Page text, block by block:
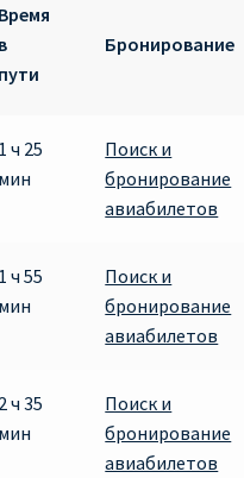
Время
в
пути
Бронирование
1 ч 25
мин
Поиск и
бронирование
авиабилетов
1 ч 55
мин
Поиск и
бронирование
авиабилетов
2 ч 35
мин
Поиск и
бронирование
авиабилетов